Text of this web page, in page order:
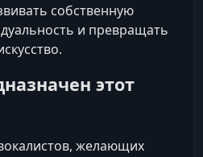
собственную
и превращать
этот
желающих